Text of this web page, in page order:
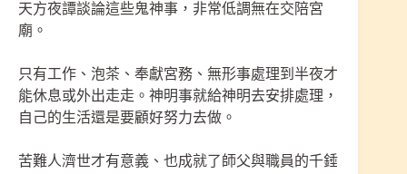
天方夜譚談論這些鬼神事，非常低調無在交陪宮
廟。
只有工作、泡茶、奉獻宮務、無形事處理到半夜才
能休息或外出走走。神明事就給神明去安排處理，
自己的生活還是要顧好努力去做。
苦難人濟世才有意義、也成就了師父與職員的千錘